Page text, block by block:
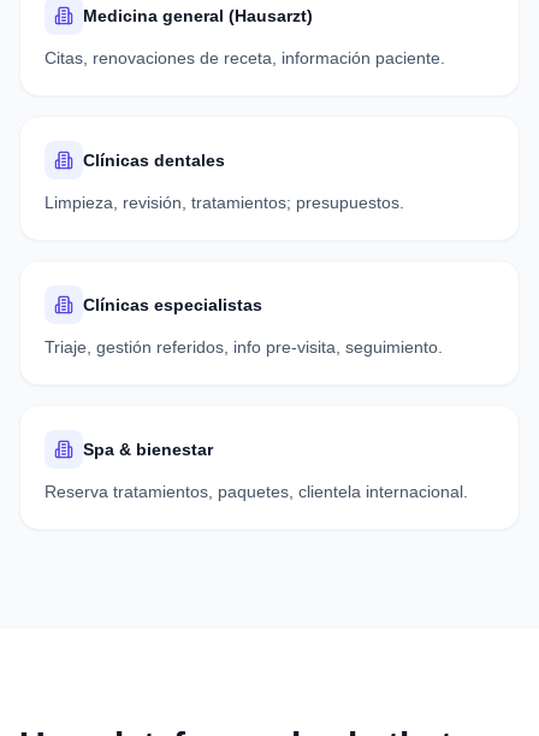
Medicina general (Hausarzt)
Citas, renovaciones de receta, información paciente.
Clínicas dentales
Limpieza, revisión, tratamientos; presupuestos.
Clínicas especialistas
Triaje, gestión referidos, info pre-visita, seguimiento.
Spa & bienestar
Reserva tratamientos, paquetes, clientela internacional.